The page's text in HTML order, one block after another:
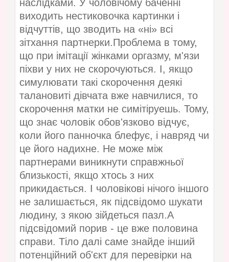
наслідками. У чоловічому баченні
виходить нестиковочка картинки і
відчуттів, що зводить на «ні» всі
зітхання партнерки.Проблема в тому,
що при імітації жінками оргазму, м'язи
піхви у них не скорочуються. І, якщо
симулювати такі скорочення деякі
талановиті дівчата вже навчилися, то
скорочення матки не симітіруешь. Тому,
що знає чоловік обов'язково відчує,
коли його панночка блефує, і навряд чи
це його надихне. Не може між
партнерами виникнути справжньої
близькості, якщо хтось з них
прикидається. І чоловікові нічого іншого
не залишається, як підсвідомо шукати
людину, з якою зійдеться пазл.А
підсвідомий порив - це вже половина
справи. Тіло далі саме знайде інший
потенційний об'єкт для перевірки на